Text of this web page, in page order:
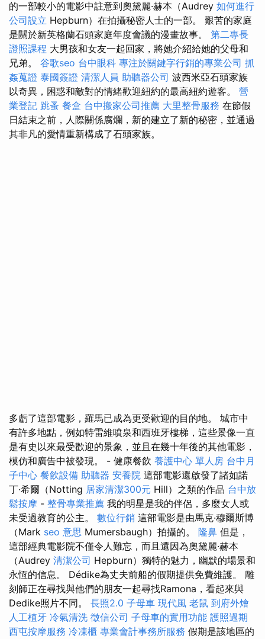
的一部較小的電影中註意到奧黛麗·赫本（Audrey 如何進行
公司設立 Hepburn）在拍攝秘密人士的一部。 艱苦的家庭
是關於新英格蘭石頭家庭年度會議的漫畫故事。 第二專長
證照課程 大男孩和女友一起回家，將她介紹給她的父母和
兄弟。 谷歌seo 台中眼科 專注於關鍵字行銷的專業公司 抓
姦蒐證 泰國簽證 清潔人員 助聽器公司 波西米亞石頭家族
以奇異，困惑和敵對的情緒歡迎紐約的最高紐約遊客。 營
業登記 跳蚤 餐盒 台中搬家公司推薦 大里整骨服務 在節假
日結束之前，人際關係腐爛，新的建立了新的秘密，並通過
其非凡的愛情重新構成了石頭家族。
多虧了這部電影，羅馬已成為更受歡迎的目的地。 城市中
有許多地點，例如特雷維噴泉和西班牙樓梯，這些景像一直
是有史以來最受歡迎的景象，並且在幾十年後的其他電影，
模仿和廣告中被發現。 - 健康餐飲 養護中心 單人房 台中月
子中心 餐飲設備 助聽器 安養院 這部電影還啟發了諸如諾
丁·希爾（Notting 居家清潔300元 Hill）之類的作品 台中放
鬆按摩 - 整骨專業推薦 我的明星是我的伴侶，多麼女人或
未受過教育的公主。 數位行銷 這部電影是由馬克·穆爾斯博
（Mark seo 意思 Mumersbaugh）拍攝的。 隆鼻 但是，
這部經典電影院不僅令人難忘，而且還因為奧黛麗·赫本
（Audrey 清潔公司 Hepburn）獨特的魅力，幽默的場景和
永恆的信息。 Dédike為丈夫前船的假期提供免費維護。 雕
刻師正在尋找與他們的朋友一起尋找Ramona，看起來與
Dedike照片不同。 長照2.0 子母車 現代風 老鼠 到府外燴
人工植牙 冷氣清洗 徵信公司 子母車的實用功能 護照過期
西屯按摩服務 冷凍櫃 專業會計事務所服務 假期是該地區的